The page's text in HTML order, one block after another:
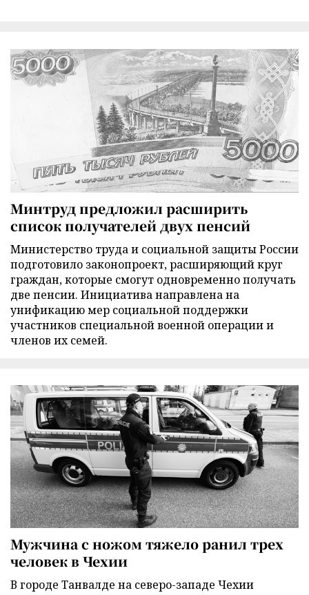
Минтруд предложил расширить
список получателей двух пенсий
Министерство труда и социальной защиты России
подготовило законопроект, расширяющий круг
граждан, которые смогут одновременно получать
две пенсии. Инициатива направлена на
унификацию мер социальной поддержки
участников специальной военной операции и
членов их семей.
Мужчина с ножом тяжело ранил трех
человек в Чехии
В городе Танвалде на северо-западе Чехии